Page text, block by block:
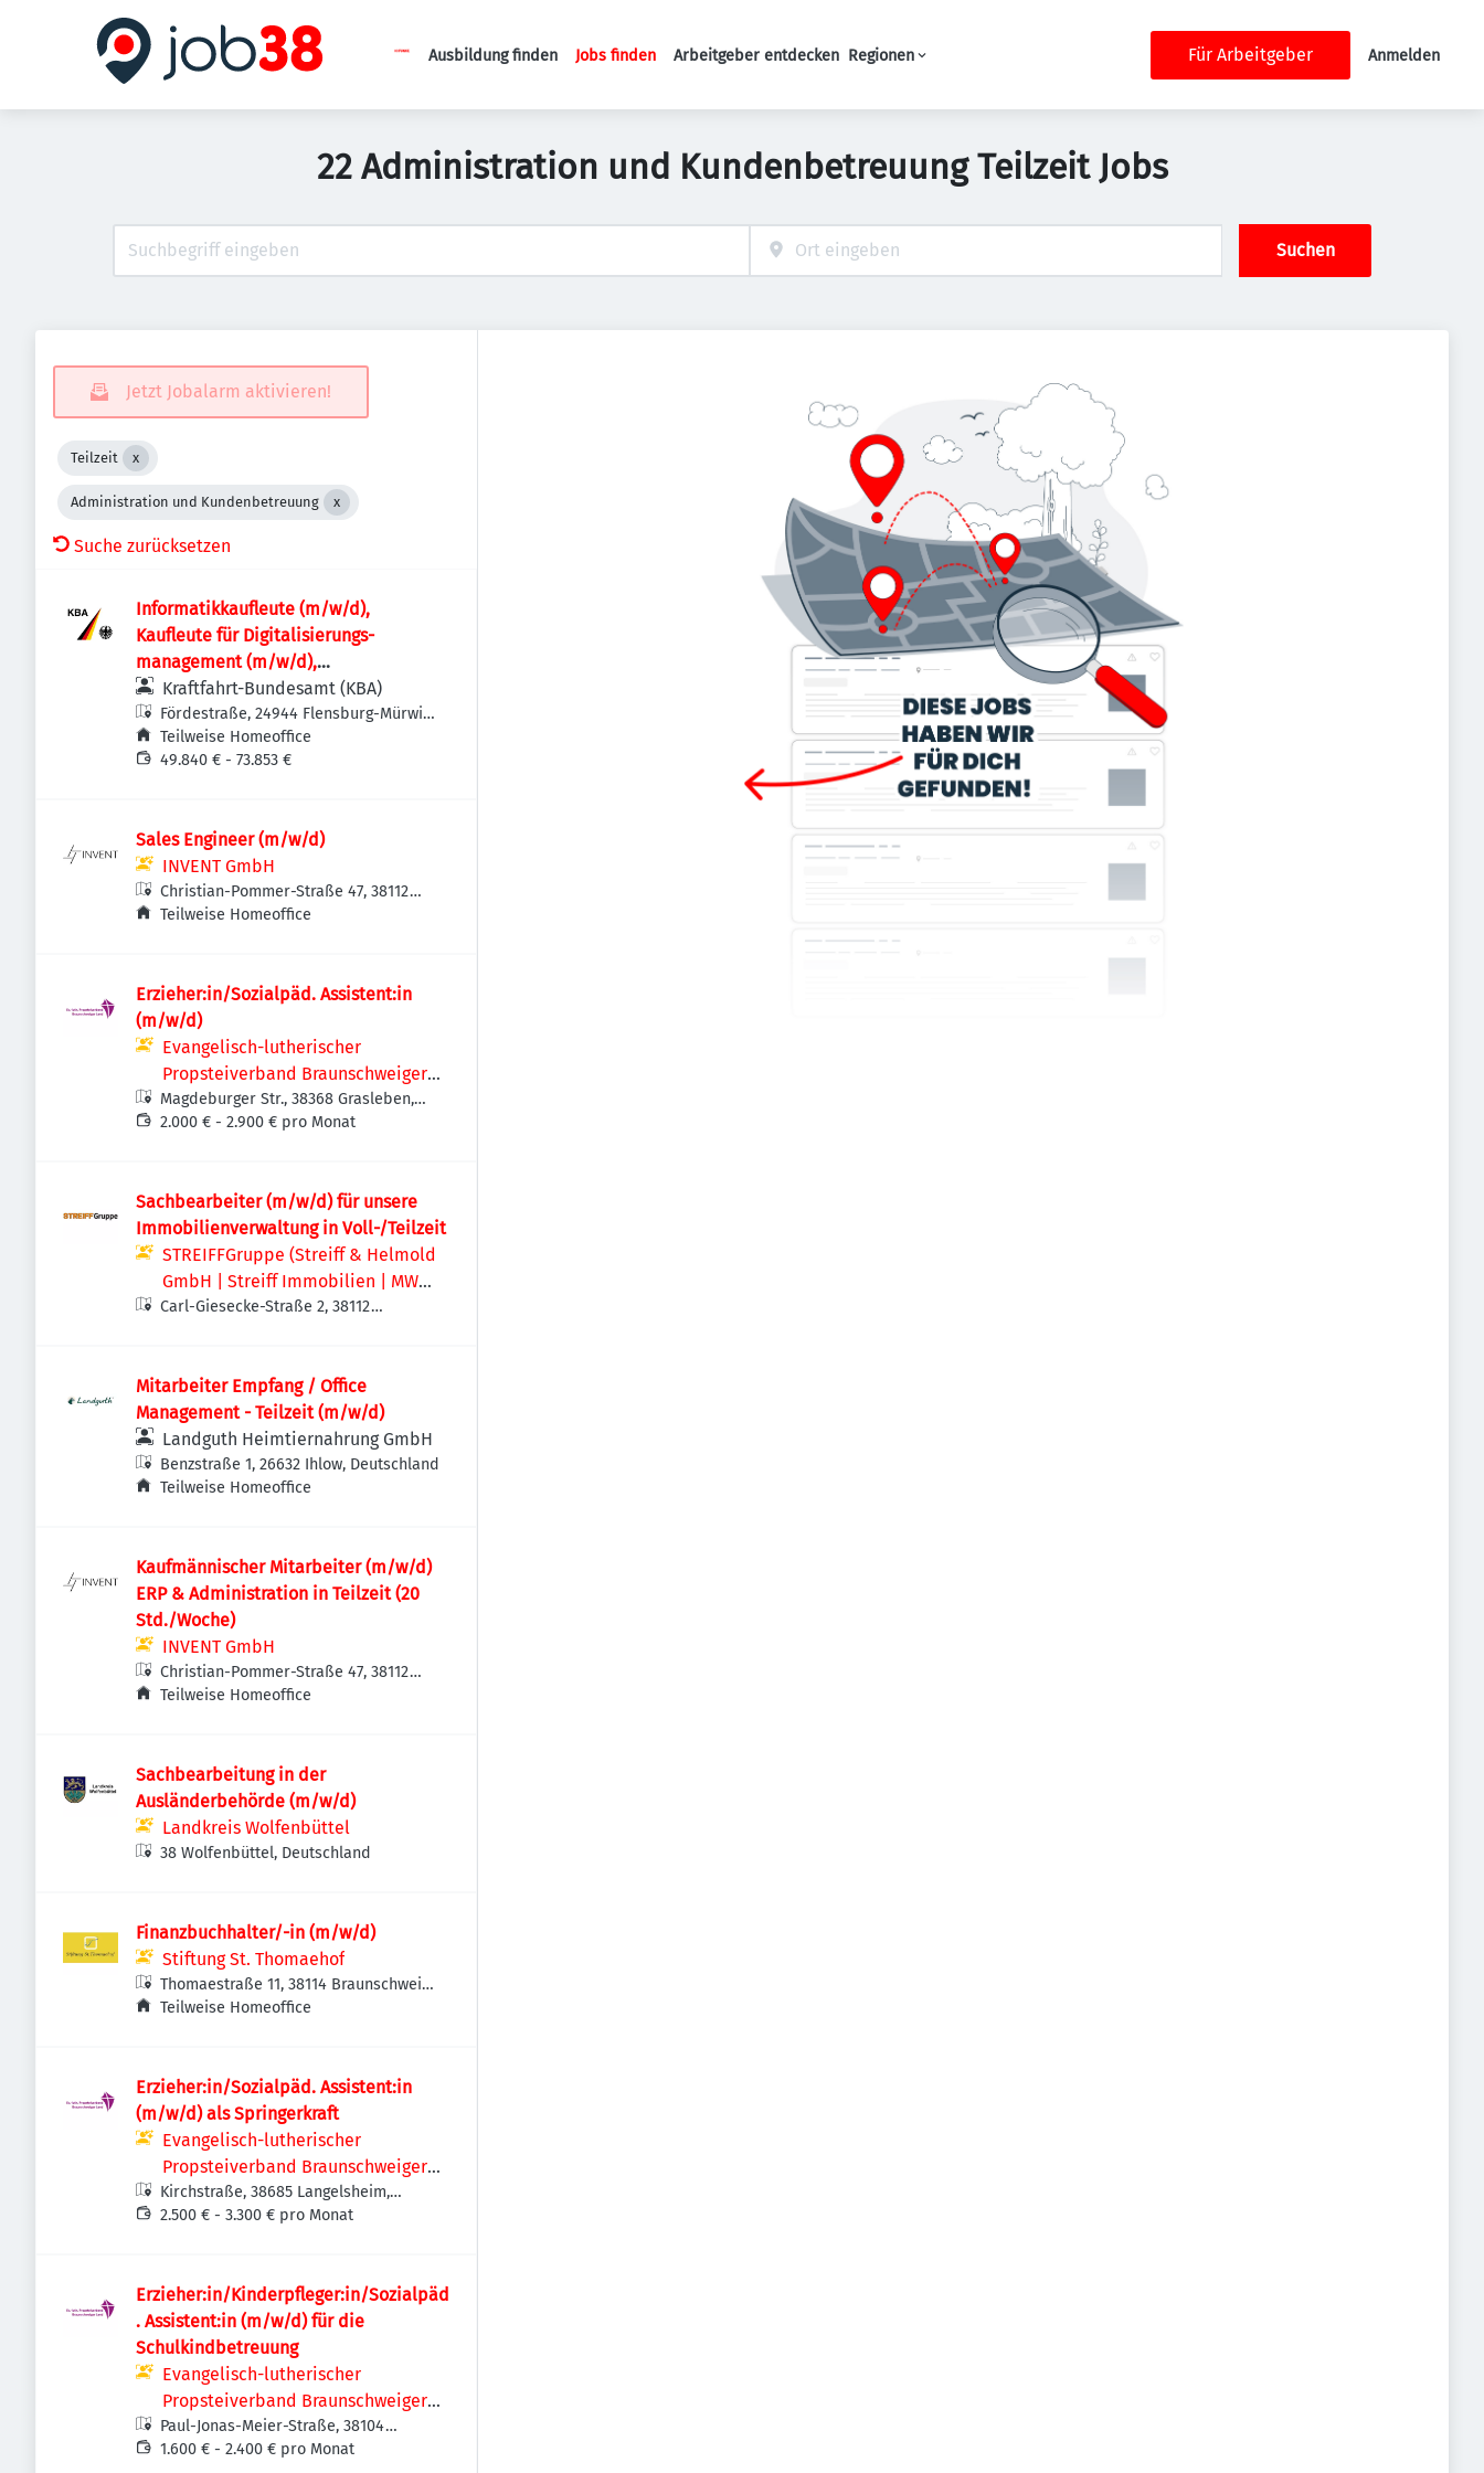
Haupt-Navigation
Ausbildung finden Jobs finden Arbeitgeber entdecken Regionen Für Arbeitgeber Anmelden
22 Administration und Kundenbetreuung Teilzeit Jobs
Suchen
Jetzt Jobalarm aktivieren!
Teilzeit
Administration und Kundenbetreuung
Suche zurücksetzen
Informatik­kaufleute (m/w/d),
Kaufleute für Digitalisierungs­
management (m/w/d),
Fachinformatikerinnen /
Fachinformatiker (m/w/d) oder
vergleichbare IT-Ausbildung für den IT-
Leitstand im Rechenzentrum
Kraftfahrt-Bundesamt (KBA)
Fördestraße, 24944 Flensburg-Mürwik,
Deutschland
Teilweise Homeoffice
49.840 € - 73.853 €
Sales Engineer (m/w/d)
INVENT GmbH
Christian-Pommer-Straße 47, 38112
Braunschweig, Deutschland
Teilweise Homeoffice
Erzieher:in/Sozialpäd. Assistent:in
(m/w/d)
Evangelisch-lutherischer
Propsteiverband Braunschweiger
Land
Magdeburger Str., 38368 Grasleben,
Deutschland
2.000 € - 2.900 € pro Monat
Sachbearbeiter (m/w/d) für unsere
Immobilienverwaltung in Voll-/Teilzeit
STREIFFGruppe (Streiff & Helmold
GmbH | Streiff Immobilien | MWS -
Mechanische Werkstatt Streiff
Carl-Giesecke-Straße 2, 38112
Mitarbeiter Empfang / Office
Management - Teilzeit (m/w/d)
Landguth Heimtiernahrung GmbH
Benzstraße 1, 26632 Ihlow, Deutschland
Teilweise Homeoffice
Kaufmännischer Mitarbeiter (m/w/d)
ERP & Administration in Teilzeit (20
Std./Woche)
INVENT GmbH
Christian-Pommer-Straße 47, 38112
Braunschweig, Deutschland
Teilweise Homeoffice
Sachbearbeitung in der
Ausländerbehörde (m/w/d)
Landkreis Wolfenbüttel
38 Wolfenbüttel, Deutschland
Finanzbuchhalter/-in (m/w/d)
Stiftung St. Thomaehof
Thomaestraße 11, 38114 Braunschweig,
Deutschland
Teilweise Homeoffice
Erzieher:in/Sozialpäd. Assistent:in
(m/w/d) als Springerkraft
Evangelisch-lutherischer
Propsteiverband Braunschweiger
Land
Kirchstraße, 38685 Langelsheim,
Deutschland
2.500 € - 3.300 € pro Monat
Erzieher:in/Kinderpfleger:in/Sozialpäd
. Assistent:in (m/w/d) für die
Schulkindbetreuung
Evangelisch-lutherischer
Propsteiverband Braunschweiger
Land
Paul-Jonas-Meier-Straße, 38104
Braunschweig-Wabe-Schunter-
1.600 € - 2.400 € pro Monat